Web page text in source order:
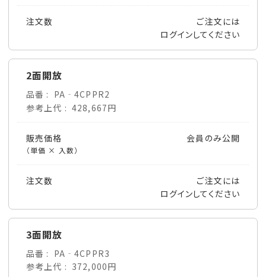
注文数
ご注文には
ログインしてください
2面開放
品番
PA‐4CPPR2
参考上代
428,667円
販売価格
（単価 × 入数）
会員のみ公開
注文数
ご注文には
ログインしてください
3面開放
品番
PA‐4CPPR3
参考上代
372,000円